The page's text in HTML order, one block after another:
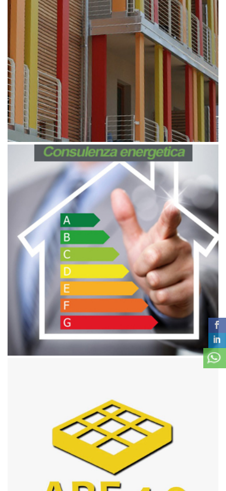
Aprile 9, 2019
Architettura
Aprile 9, 2019
Consulenza energetica
Gennaio 31, 2019
A.R.E.